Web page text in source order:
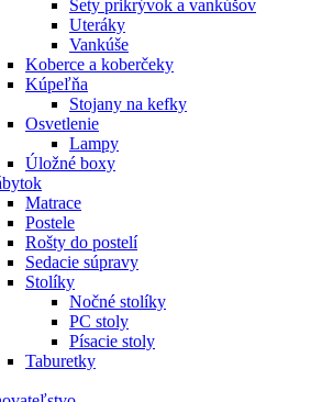
Sety prikrývok a vankúšov
Uteráky
Vankúše
Koberce a koberčeky
Kúpeľňa
Stojany na kefky
Osvetlenie
Lampy
Úložné boxy
Matrace
Postele
Rošty do postelí
Sedacie súpravy
Stolíky
Nočné stolíky
PC stoly
Písacie stoly
Taburetky